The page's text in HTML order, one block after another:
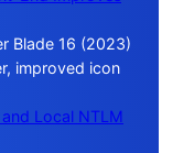
Blade 16 (2023)
improved icon
Local NTLM